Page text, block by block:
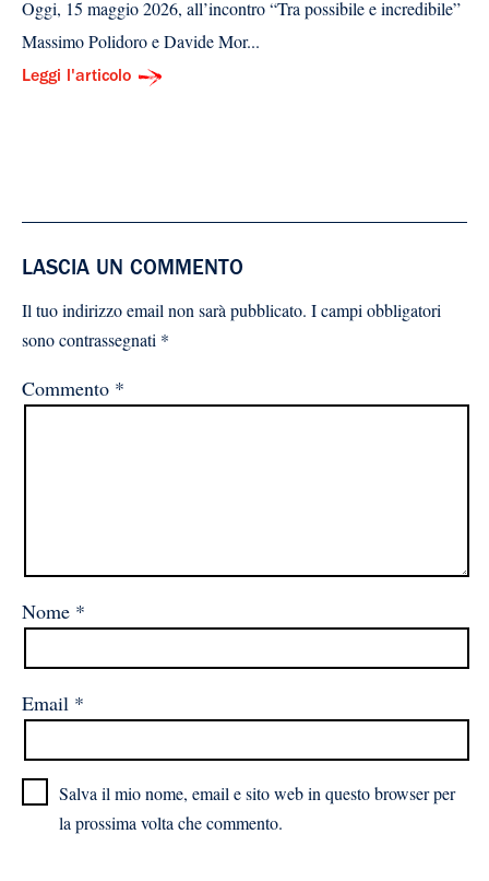
Oggi, 15 maggio 2026, all’incontro “Tra possibile e incredibile”
Massimo Polidoro e Davide Mor...
Leggi l'articolo
LASCIA UN COMMENTO
Il tuo indirizzo email non sarà pubblicato. I campi obbligatori
sono contrassegnati *
Commento *
Nome *
Email *
Salva il mio nome, email e sito web in questo browser per
la prossima volta che commento.